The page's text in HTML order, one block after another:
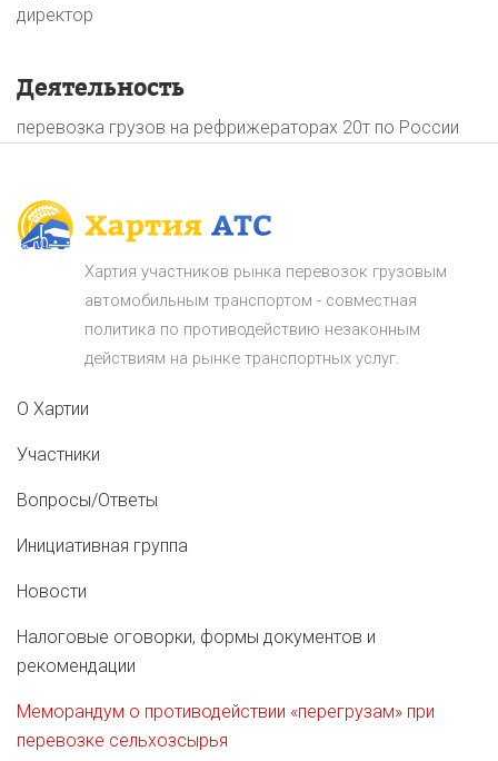
директор
Деятельность
перевозка грузов на рефрижераторах 20т по России
Хартия участников рынка перевозок грузовым
автомобильным транспортом - совместная
политика по противодействию незаконным
действиям на рынке транспортных услуг.
О Хартии
Участники
Вопросы/Ответы
Инициативная группа
Новости
Налоговые оговорки, формы документов и
рекомендации
Меморандум о противодействии «перегрузам» при
перевозке сельхозсырья